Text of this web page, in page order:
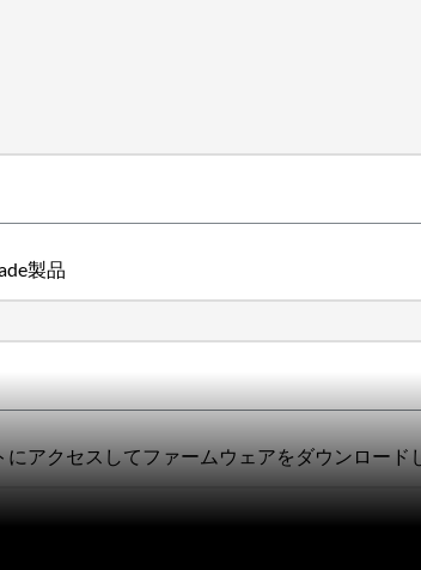
製品
にアクセスしてファームウェアをダウンロード